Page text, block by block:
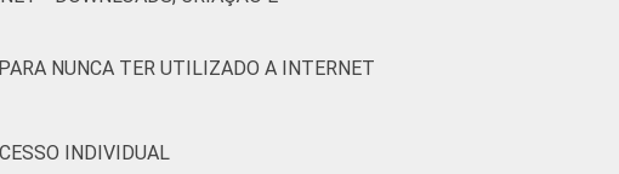
50 7
NUNCA TER UTILIZADO A INTERNET
INDIVIDUAL